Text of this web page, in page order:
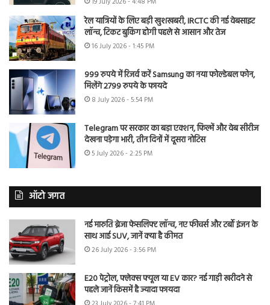
रेल यात्रियों के लिए बड़ी खुशखबरी, IRCTC की नई वेबसाइट
लॉन्च, टिकट बुकिंग होगी पहले से आसान और तेज
16 July 2026 - 1:45 PM
999 रुपये में रिजर्व करें Samsung का नया फोल्डेबल फोन,
मिलेंगे 2799 रुपये के फायदे
8 July 2026 - 5:54 PM
Telegram पर सरकार का बड़ा एक्शन, फिल्में और वेब सीरीज
देखना पड़ेगा भारी, तीन दिनों में दूसरा नोटिस
5 July 2026 - 2:25 PM
ऑटो जगत
नई मारुति ब्रेजा फेसलिफ्ट लॉन्च, नए फीचर्स और टर्बो इंजन के
साथ आई SUV, जानें क्या है कीमत
26 July 2026 - 3:56 PM
E20 पेट्रोल, फ्लेक्स फ्यूल या EV कार? नई गाड़ी खरीदने से
पहले जानें किसमें है ज्यादा फायदा